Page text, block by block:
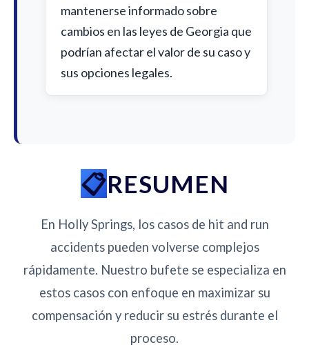
mantenerse informado sobre
cambios en las leyes de Georgia que
podrían afectar el valor de su caso y
sus opciones legales.
RESUMEN
En Holly Springs, los casos de hit and run
accidents pueden volverse complejos
rápidamente. Nuestro bufete se especializa en
estos casos con enfoque en maximizar su
compensación y reducir su estrés durante el
proceso.